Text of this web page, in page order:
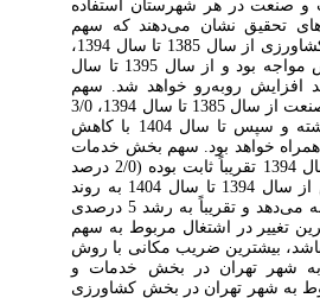
صنعت در هر شهرستان استفاده
تحقیق نشان می‌دهند که سهم
اشتغال در بخش کشاورزی از سال 1385 تا سال 1394،
با 1/0 درصد کاهش مواجه بود و از سال 1395 تا سال
1/0 درصد افزایش روبه‌رو خواهد شد. سهم
اشتغال در بخش صنعت از سال 1385 تا سال 1394، 3/0
درصد افزایش داشته و سپس تا سال 1404 با کاهش
خواهد بود. سهم بخش خدمات
از سال 1385 تا سال 1394 تقریباً ثابت بوده (2/0 درصد
کم شده) و سپس از سال 1394 تا سال 1404 به روند
افزایشی خود ادامه می‌دهد و تقریباً به رشد 5 درصدی
تغییر در اشتغال مربوط به سهم
بیشترین ضریب مکانی با روش
شهر تهران در بخش خدمات و
به شهر تهران در بخش کشاورزی